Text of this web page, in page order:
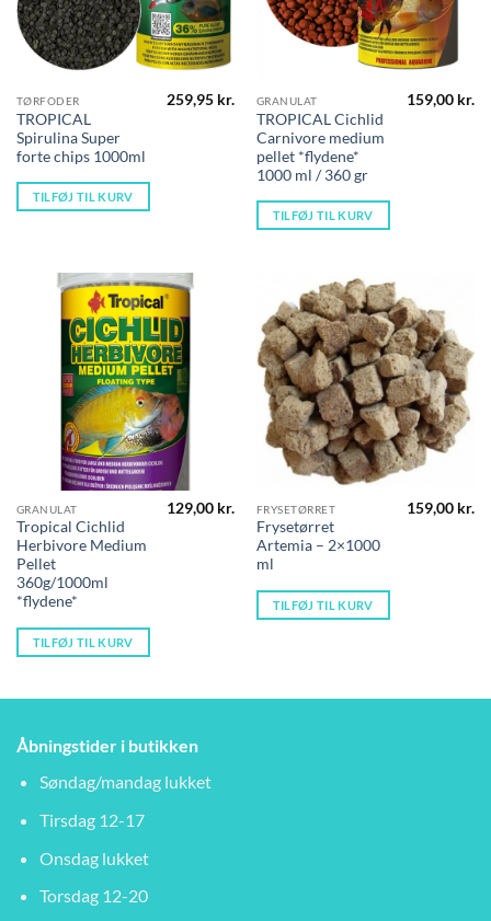
TØRFODER
TROPICAL
Spirulina Super
forte chips 1000ml
259,95 kr.
TILFØJ TIL KURV
GRANULAT
TROPICAL Cichlid
Carnivore medium
pellet *flydene*
1000 ml / 360 gr
159,00 kr.
TILFØJ TIL KURV
GRANULAT
Tropical Cichlid
Herbivore Medium
Pellet
360g/1000ml
*flydene*
129,00 kr.
TILFØJ TIL KURV
FRYSETØRRET
Frysetørret
Artemia – 2×1000
ml
159,00 kr.
TILFØJ TIL KURV
Åbningstider i butikken
Søndag/mandag lukket
Tirsdag 12-17
Onsdag lukket
Torsdag 12-20